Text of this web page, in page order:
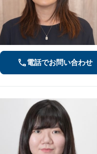
電話でお問い合わせ